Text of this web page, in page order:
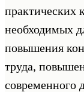
практических
необходимых
повышения
труда,
современного